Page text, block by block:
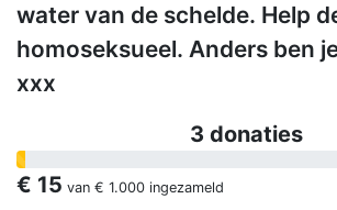
water van de schelde. Help
homoseksueel. Anders ben
xxx
3 donaties
€ 15 van € 1.000 ingezameld